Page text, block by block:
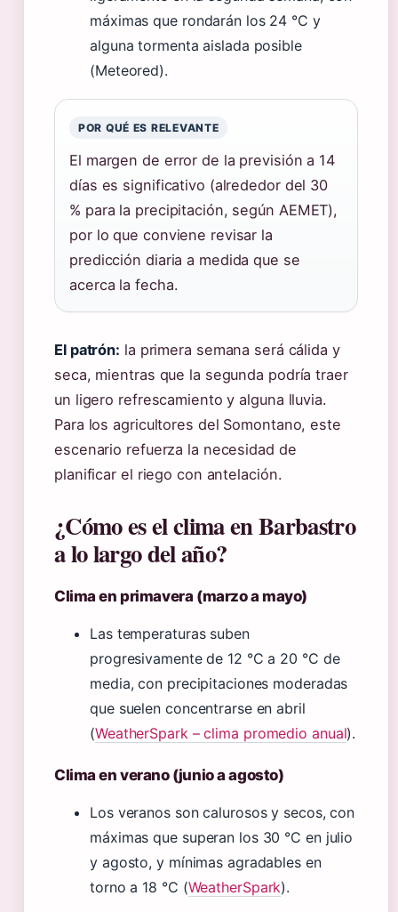
máximas que rondarán los 24 °C y
alguna tormenta aislada posible
(Meteored).
POR QUÉ ES RELEVANTE
El margen de error de la previsión a 14
días es significativo (alrededor del 30
% para la precipitación, según AEMET),
por lo que conviene revisar la
predicción diaria a medida que se
acerca la fecha.
El patrón: la primera semana será cálida y
seca, mientras que la segunda podría traer
un ligero refrescamiento y alguna lluvia.
Para los agricultores del Somontano, este
escenario refuerza la necesidad de
planificar el riego con antelación.
¿Cómo es el clima en Barbastro
a lo largo del año?
Clima en primavera (marzo a mayo)
Las temperaturas suben
progresivamente de 12 °C a 20 °C de
media, con precipitaciones moderadas
que suelen concentrarse en abril
(WeatherSpark – clima promedio anual).
Clima en verano (junio a agosto)
Los veranos son calurosos y secos, con
máximas que superan los 30 °C en julio
y agosto, y mínimas agradables en
torno a 18 °C (WeatherSpark).